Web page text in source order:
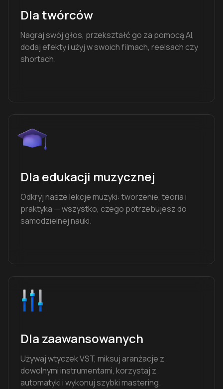
Dla twórców
Nagraj swój głos, przekształć go za pomocą AI,
dodaj efekty i użyj w swoich filmach, reelsach czy
shortach.
Dla edukacji muzycznej
Odkryj nasze lekcje muzyki: tworzenie, teoria i
praktyka — wszystko, czego potrzebujesz do
samodzielnej nauki.
Dla zaawansowanych
Używaj wtyczek VST, miksuj aranżacje z
dowolnymi instrumentami, korzystaj z
automatyki i wykonuj szybki mastering.